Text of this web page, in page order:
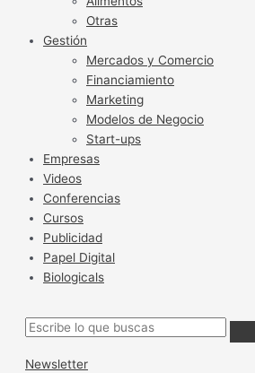
Otras
Gestión
Mercados y Comercio
Financiamiento
Marketing
Modelos de Negocio
Start-ups
Empresas
Videos
Conferencias
Cursos
Publicidad
Papel Digital
Biologicals
Newsletter